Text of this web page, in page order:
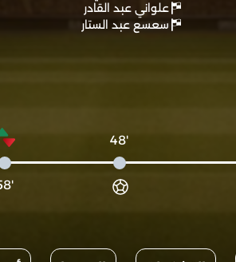
علواني عبد القادر
سعسع عبد الستار
'48
'58